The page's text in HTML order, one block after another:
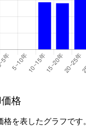
格
を表したグラフです。